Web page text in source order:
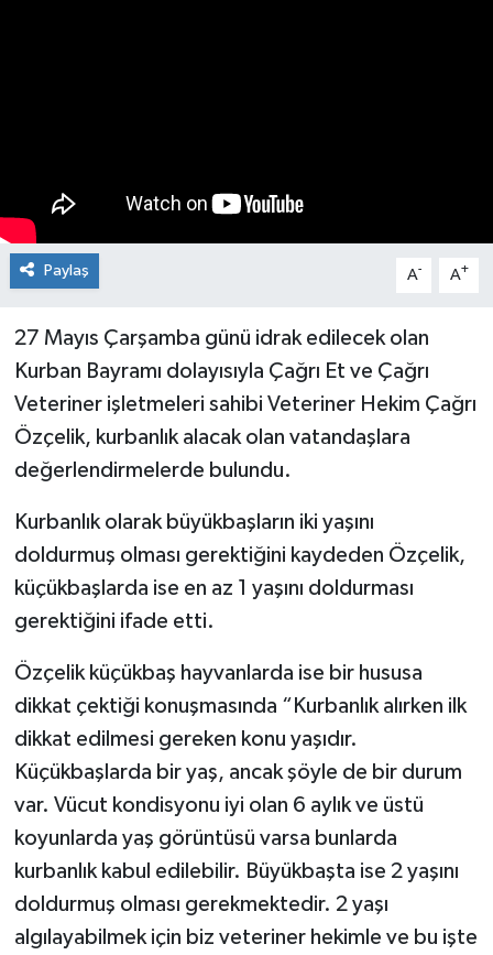
Paylaş A- A+
27 Mayıs Çarşamba günü idrak edilecek olan
Kurban Bayramı dolayısıyla Çağrı Et ve Çağrı
Veteriner işletmeleri sahibi Veteriner Hekim Çağrı
Özçelik, kurbanlık alacak olan vatandaşlara
değerlendirmelerde bulundu.
Kurbanlık olarak büyükbaşların iki yaşını
doldurmuş olması gerektiğini kaydeden Özçelik,
küçükbaşlarda ise en az 1 yaşını doldurması
gerektiğini ifade etti.
Özçelik küçükbaş hayvanlarda ise bir hususa
dikkat çektiği konuşmasında “Kurbanlık alırken ilk
dikkat edilmesi gereken konu yaşıdır.
Küçükbaşlarda bir yaş, ancak şöyle de bir durum
var. Vücut kondisyonu iyi olan 6 aylık ve üstü
koyunlarda yaş görüntüsü varsa bunlarda
kurbanlık kabul edilebilir. Büyükbaşta ise 2 yaşını
doldurmuş olması gerekmektedir. 2 yaşı
algılayabilmek için biz veteriner hekimle ve bu işte